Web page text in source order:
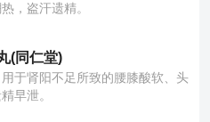
，盗汗遗精。
(同仁堂)
于肾阳不足所致的腰膝酸软、头
早泄。